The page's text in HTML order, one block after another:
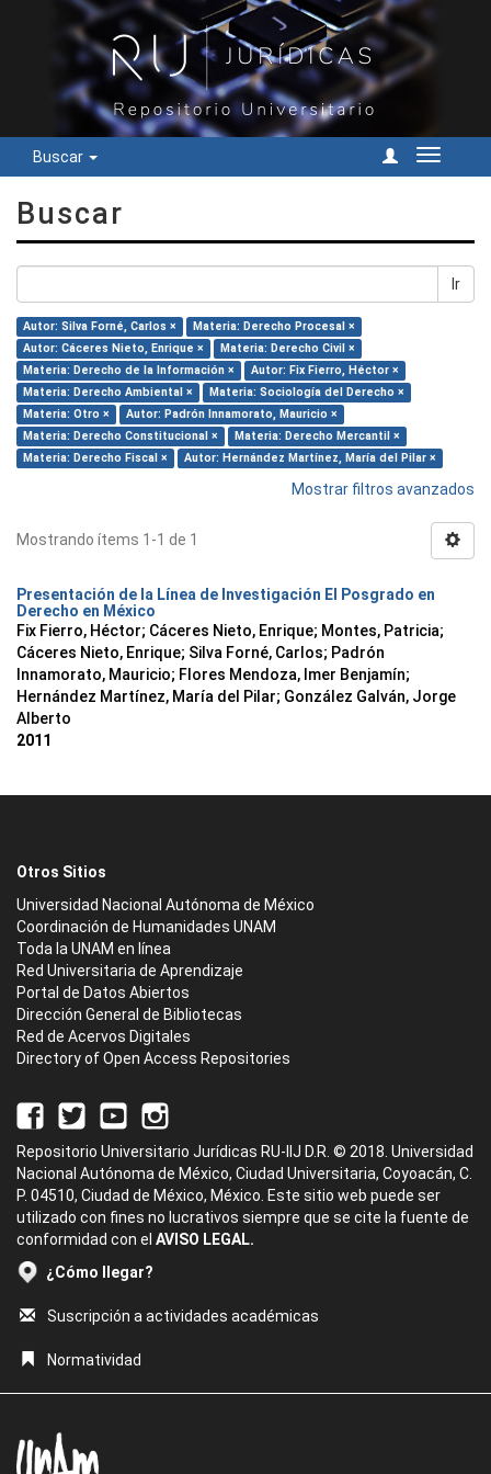
Buscar
Cambiar
Buscar
Ir
Autor: Silva Forné, Carlos ×
Materia: Derecho Procesal ×
Autor: Cáceres Nieto, Enrique ×
Materia: Derecho Civil ×
Materia: Derecho de la Información ×
Autor: Fix Fierro, Héctor ×
Materia: Derecho Ambiental ×
Materia: Sociología del Derecho ×
Materia: Otro ×
Autor: Padrón Innamorato, Mauricio ×
Materia: Derecho Constitucional ×
Materia: Derecho Mercantil ×
Materia: Derecho Fiscal ×
Autor: Hernández Martínez, María del Pilar ×
Mostrar filtros avanzados
Mostrando ítems 1-1 de 1
Presentación de la Línea de Investigación El Posgrado en
Derecho en México
Fix Fierro, Héctor; Cáceres Nieto, Enrique; Montes, Patricia;
Cáceres Nieto, Enrique; Silva Forné, Carlos; Padrón
Innamorato, Mauricio; Flores Mendoza, Imer Benjamín;
Hernández Martínez, María del Pilar; González Galván, Jorge
Alberto
2011
Otros Sitios
Universidad Nacional Autónoma de México
Coordinación de Humanidades UNAM
Toda la UNAM en línea
Red Universitaria de Aprendizaje
Portal de Datos Abiertos
Dirección General de Bibliotecas
Red de Acervos Digitales
Directory of Open Access Repositories
Repositorio Universitario Jurídicas RU-IIJ D.R. © 2018. Universidad
Nacional Autónoma de México, Ciudad Universitaria, Coyoacán, C.
P. 04510, Ciudad de México, México. Este sitio web puede ser
utilizado con fines no lucrativos siempre que se cite la fuente de
conformidad con el AVISO LEGAL.
¿Cómo llegar?
Suscripción a actividades académicas
Normatividad